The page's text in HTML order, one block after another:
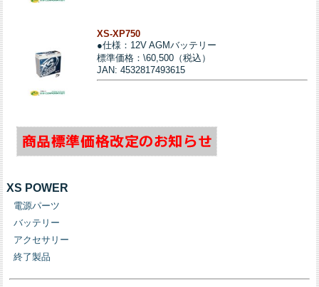
XS-XP750
●仕様：12V AGMバッテリー
標準価格：\60,500（税込）
JAN: 4532817493615
XS POWER
電源パーツ
バッテリー
アクセサリー
終了製品